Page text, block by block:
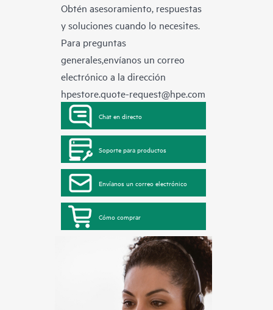
Obtén asesoramiento, respuestas
y soluciones cuando lo necesites.
Para preguntas
generales,envíanos un correo
electrónico a la dirección
hpestore.quote-request@hpe.com
Chat en directo
Soporte para productos
Envíanos un correo electrónico
Cómo comprar